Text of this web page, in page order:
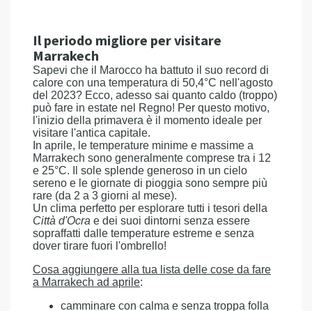
Il periodo migliore per visitare
Marrakech
Sapevi che il Marocco ha battuto il suo record di
calore con una temperatura di 50,4°C nell'agosto
del 2023? Ecco, adesso sai quanto caldo (troppo)
può fare in estate nel Regno! Per questo motivo,
l'inizio della primavera è il momento ideale per
visitare l'antica capitale.
In aprile, le temperature minime e massime a
Marrakech sono generalmente comprese tra i 12
e 25°C. Il sole splende generoso in un cielo
sereno e le giornate di pioggia sono sempre più
rare (da 2 a 3 giorni al mese).
Un clima perfetto per esplorare tutti i tesori della
Città d'Ocra e dei suoi dintorni senza essere
sopraffatti dalle temperature estreme e senza
dover tirare fuori l'ombrello!
Cosa aggiungere alla tua lista delle cose da fare
a Marrakech ad aprile:
camminare con calma e senza troppa folla